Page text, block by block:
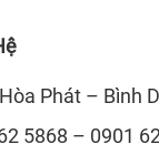
Phát – Bình
5868 – 0901